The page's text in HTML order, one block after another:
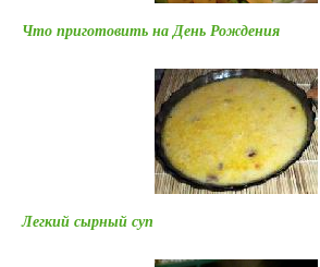
Что приготовить на День Рождения
Легкий сырный суп